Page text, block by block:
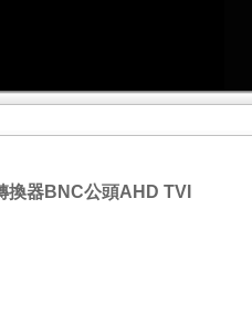
換器BNC公頭AHD TVI